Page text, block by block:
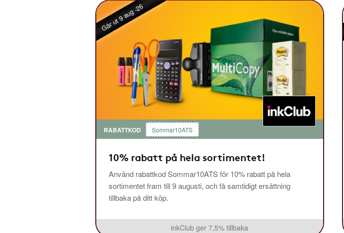
Går ut 9 aug -26
RABATTKOD Sommar10ATS
10% rabatt på hela sortimentet!
Använd rabattkod Sommar10ATS för 10% rabatt på hela
sortimentet fram till 9 augusti, och få samtidigt ersättning
tillbaka på ditt köp.
inkClub ger 7,5% tillbaka